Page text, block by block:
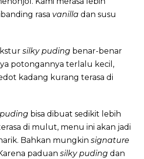
rasa vanilla dan susu
silky puding benar-benar
potongannya terlalu kecil,
kadang kurang terasa di
bisa dibuat sedikit lebih
di mulut, menu ini akan jadi
Bahkan mungkin signature
paduan silky puding dan